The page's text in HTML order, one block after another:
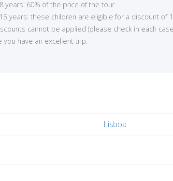
years: 60% of the price of the tour.
years: these children are eligible for a discount of
cannot be applied (please check in each
you have an excellent trip.
Lisboa